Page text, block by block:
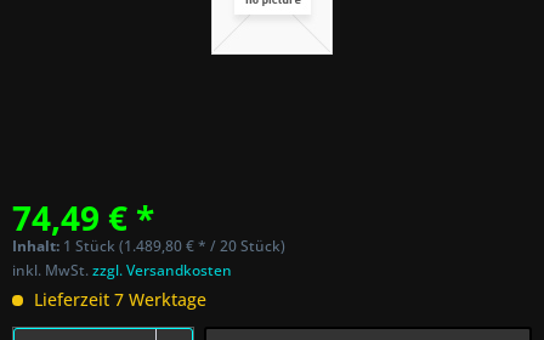
74,49 € *
Inhalt: 1 Stück (1.489,80 € * / 20 Stück)
inkl. MwSt.zzgl. Versandkosten
Lieferzeit 7 Werktage